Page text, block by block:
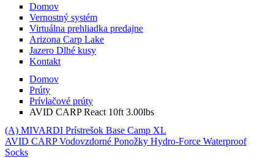
Domov
Vernostný systém
Virtuálna prehliadka predajne
Arizona Carp Lake
Jazero Dlhé kusy
Kontakt
Domov
Prúty
Prívlačové prúty
AVID CARP React 10ft 3.00lbs
(A) MIVARDI Prístrešok Base Camp XL
AVID CARP Vodovzdorné Ponožky Hydro-Force Waterproof
Socks